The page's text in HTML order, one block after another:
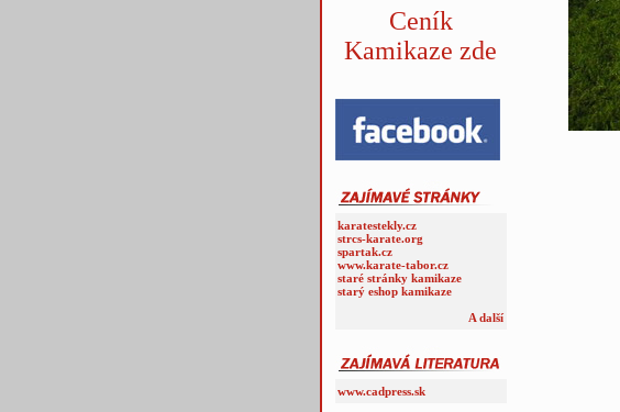
Ceník
Kamikaze zde
karatestekly.cz
strcs-karate.org
spartak.cz
www.karate-tabor.cz
staré stránky kamikaze
starý eshop kamikaze
A další
www.cadpress.sk